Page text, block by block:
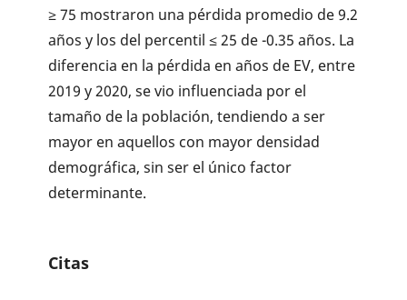
≥ 75 mostraron una pérdida promedio de 9.2
años y los del percentil ≤ 25 de -0.35 años. La
diferencia en la pérdida en años de EV, entre
2019 y 2020, se vio influenciada por el
tamaño de la población, tendiendo a ser
mayor en aquellos con mayor densidad
demográfica, sin ser el único factor
determinante.
Citas